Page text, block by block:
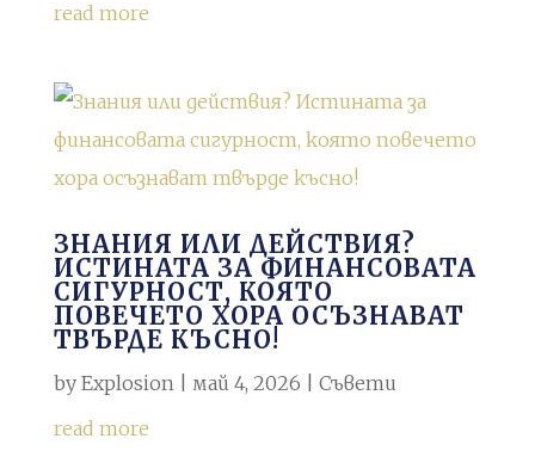
read more
ЗНАНИЯ ИЛИ ДЕЙСТВИЯ?
ИСТИНАТА ЗА ФИНАНСОВАТА
СИГУРНОСТ, КОЯТО
ПОВЕЧЕТО ХОРА ОСЪЗНАВАТ
ТВЪРДЕ КЪСНО!
by Explosion| май 4, 2026
Съвети
read more